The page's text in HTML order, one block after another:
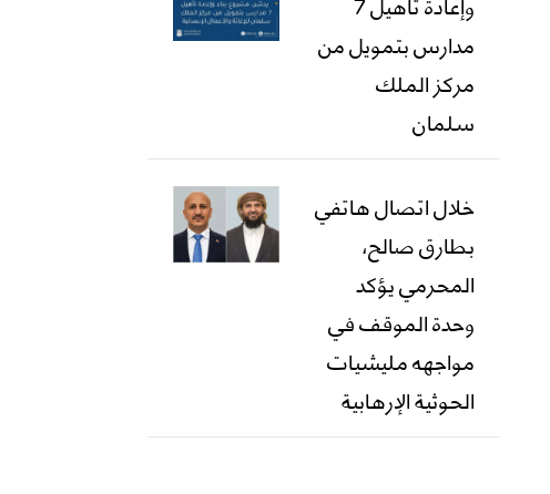
مدارس بتمويل من
مركز الملك
سلمان
خلال اتصال هاتفي
بطارق صالح،
المحرمي يؤكد
وحدة الموقف في
مواجهه مليشيات
الحوثية الإرهابية